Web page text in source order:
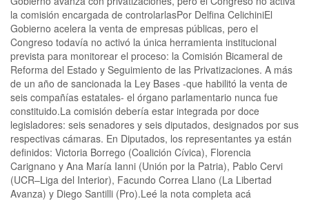
la comisión encargada de controlarlasPor Delfina CelichiniEl
Gobierno acelera la venta de empresas públicas, pero el
Congreso todavía no activó la única herramienta institucional
prevista para monitorear el proceso: la Comisión Bicameral de
Reforma del Estado y Seguimiento de las Privatizaciones. A más
de un año de sancionada la Ley Bases -que habilitó la venta de
seis compañías estatales- el órgano parlamentario nunca fue
constituido.La comisión debería estar integrada por doce
legisladores: seis senadores y seis diputados, designados por sus
respectivas cámaras. En Diputados, los representantes ya están
definidos: Victoria Borrego (Coalición Cívica), Florencia
Carignano y Ana María Ianni (Unión por la Patria), Pablo Cervi
(UCR–Liga del Interior), Facundo Correa Llano (La Libertad
Avanza) y Diego Santilli (Pro).Leé la nota completa acá